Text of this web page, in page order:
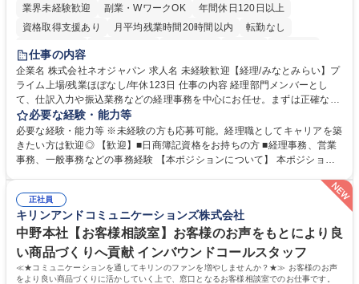
業界未経験歓迎
副業・WワークOK
年間休日120日以上
資格取得支援あり
月平均残業時間20時間以内
転勤なし
未経験者歓迎
完全週休2日制
交通費支給 駅近5分以内 土日祝休み
服装自由
寮・社宅あり
仕事の内容
企業名 株式会社ネオジャパン 求人名 未経験歓迎【経理/みなとみらい】プ
ライム上場/残業ほぼなし/年休123日 仕事の内容 経理部門メンバーとし
て、仕訳入力や振込業務などの経理事務を中心にお任せ。まずは正確な入
力・確認業務からスタートし、既存メンバーと一緒に業務を進めながら段
階的に経理知識を身につけていただきます。 【具体的には】 ■社内稟議に
基づく仕訳入力 ■月末の振込業務 ■明細作成 ■伝票処理、記帳業務 ■既存
メンバーの業務サポート 【将来的には】 ■月次決算補助 ■四半期・年次決
算補助 ※3～5年程度を目安に、徐々に決算業務へ業務範囲を広げていく
想定です。 募集職種 未経験歓迎【経理/みなとみらい】プライム上場/残業
ほぼなし/年休123日
必要な経験・能力等
必要な経験・能力等 ※未経験の方も応募可能。経理職としてキャリアを築
きたい方は歓迎◎ 【歓迎】■日商簿記資格をお持ちの方 ■経理事務、営業
事務、一般事務などの事務経験 【本ポジションについて】 本ポジション
タートできる点です。まずは仕訳入力や振込業務など基礎的な業務から担
当し、3～5年をかけて月次決算・四半期決算・開示資料作成補助などへス
テップアップできます。また、残業は通常月ほぼなく、決算月でも10時間
未満のため、無理なく経理として専門性を身につけられる環境です。 学
歴・資格 学歴：大学院 大学 高専 短大 専修学校 高校 語学力： 資格：日商
簿記検定1級 日商簿記検定2級
正社員
キリンアンドコミュニケーションズ株式会社
中野本社【お客様相談室】お客様のお声をもとにより良
い商品づくりへ貢献 インバウンドコールスタッフ
≪★コミュニケーションを通してキリンのファンを増やしませんか？★≫ お客様のお声
をより良い商品づくりに活かしていく上で、窓口となるお客様相談室でのお仕事です。